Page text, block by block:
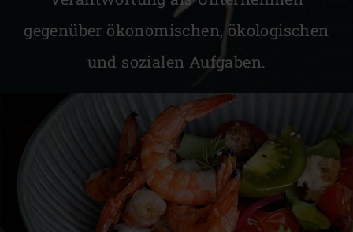
gegenüber ökonomischen, ökologischen
und sozialen Aufgaben.